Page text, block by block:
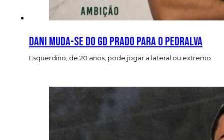
Dani muda-se do GD Prado para o Pedralva
Esquerdino, de 20 anos, pode jogar a lateral ou extremo.